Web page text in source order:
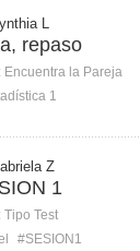
L
repaso
Encuentra la Pareja
1
Z
1
Tipo Test
#SESION1